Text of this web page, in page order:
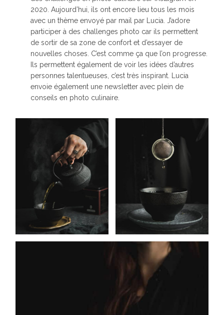
2020. Aujourd’hui, ils ont encore lieu tous les mois
avec un thème envoyé par mail par Lucia. J’adore
participer à des challenges photo car ils permettent
de sortir de sa zone de confort et d’essayer de
nouvelles choses. C’est comme ça que l’on progresse.
Ils permettent également de voir les idées d’autres
personnes talentueuses, c’est très inspirant. Lucia
envoie également une newsletter avec plein de
conseils en photo culinaire.